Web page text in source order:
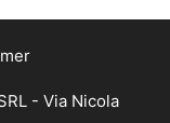
- Via Nicola